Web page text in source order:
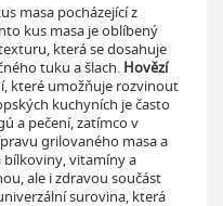
masa pocházející z
kus masa je oblíbený
která se dosahuje
tuku a šlach. Hovězí
které umožňuje rozvinout
kuchyních je často
a pečení, zatímco v
grilovaného masa a
bílkoviny, vitamíny a
ale i zdravou součást
surovina, která